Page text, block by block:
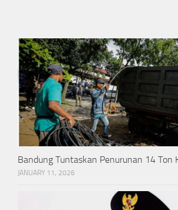
Bandung Tuntaskan Penurunan 14 Ton
JANUARY 11, 2026